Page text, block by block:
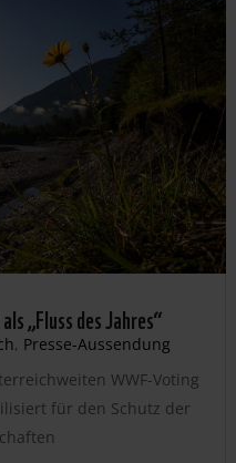
„Fluss des Jahres“
, Presse-Aussendung
WWF-Voting
für den Schutz der